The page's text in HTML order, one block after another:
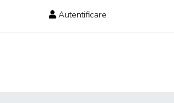
Autentificare